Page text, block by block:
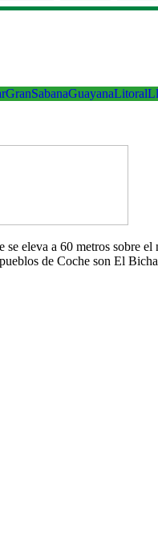
GranSabanaGuayanaLitoral
se eleva a 60 metros
de Coche son El